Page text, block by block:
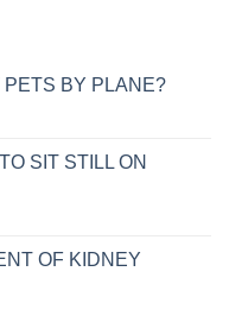
BY PLANE?
SIT STILL ON
OF KIDNEY